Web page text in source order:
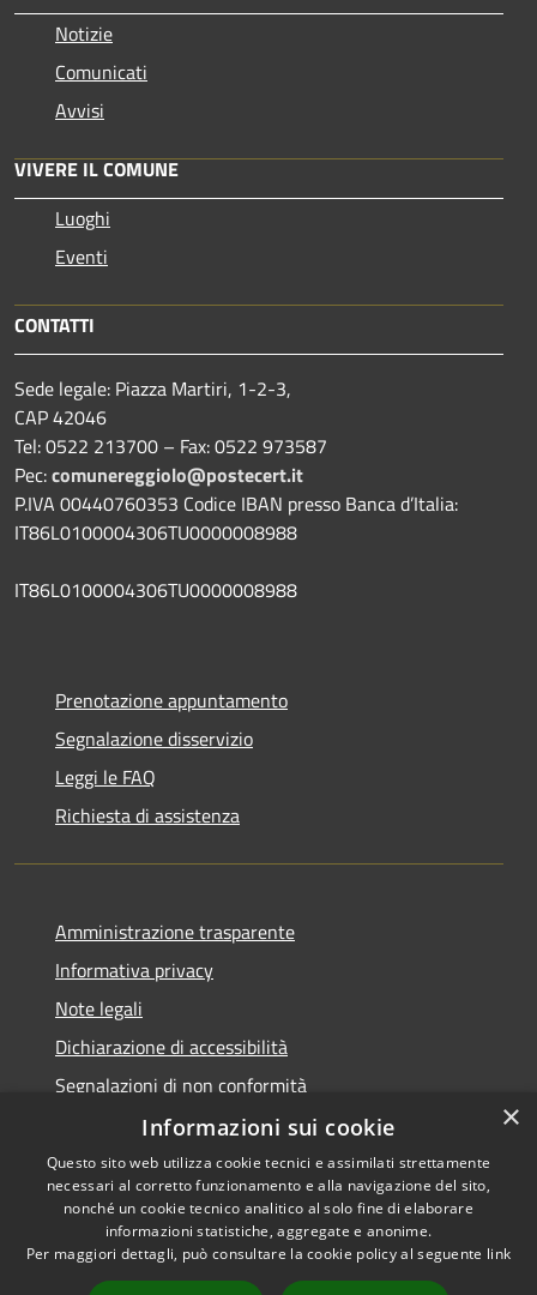
Notizie
Comunicati
Avvisi
VIVERE IL COMUNE
Luoghi
Eventi
CONTATTI
Sede legale: Piazza Martiri, 1-2-3,
CAP 42046
Tel: 0522 213700 – Fax: 0522 973587
Pec:comunereggiolo@postecert.it
P.IVA 00440760353 Codice IBAN presso Banca d’Italia:
IT86L0100004306TU0000008988
IT86L0100004306TU0000008988
Prenotazione appuntamento
Segnalazione disservizio
Leggi le FAQ
Richiesta di assistenza
Amministrazione trasparente
Informativa privacy
Note legali
Dichiarazione di accessibilità
Segnalazioni di non conformità
Accessibilità
Privacy
Copyright © 2026 • Comune di
Reggiolo • Powered by
Municipium•Accesso
×
Informazioni sui cookie
Questo sito web utilizza cookie tecnici e assimilati strettamente
necessari al corretto funzionamento e alla navigazione del sito,
nonché un cookie tecnico analitico al solo fine di elaborare
informazioni statistiche, aggregate e anonime.
Per maggiori dettagli, può consultare la cookie policy al seguente link